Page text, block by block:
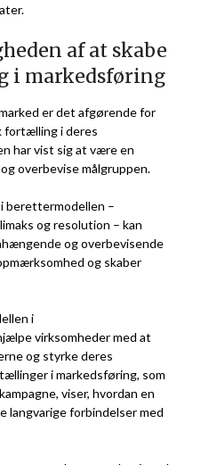
af at skabe
markedsføring
er det afgørende for
fortælling i deres
har vist sig at være en
overbevise målgruppen.
berettermodellen –
og resolution – kan
og overbevisende
og skaber
i
virksomheder med at
og styrke deres
i markedsføring, som
viser, hvordan en
langvarige forbindelser med